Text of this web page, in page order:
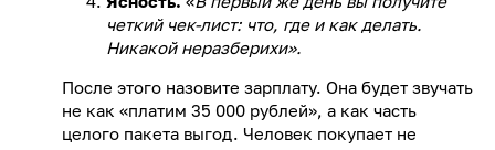
четкий чек-лист: что, где и как делать.
Никакой неразберихи».
После этого назовите зарплату. Она будет звучать
не как «платим 35 000 рублей», а как часть
целого пакета выгод. Человек покупает не